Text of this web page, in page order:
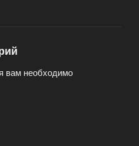
вам необходимо